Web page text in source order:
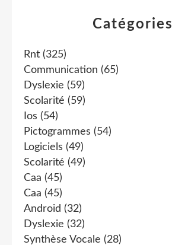
Catégories
Rnt (325)
Communication (65)
Dyslexie (59)
Scolarité (59)
Ios (54)
Pictogrammes (54)
Logiciels (49)
Scolarité (49)
Caa (45)
Caa (45)
Android (32)
Dyslexie (32)
Synthèse Vocale (28)